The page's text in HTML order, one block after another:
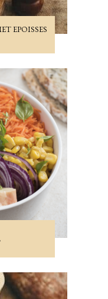
EPOISSES